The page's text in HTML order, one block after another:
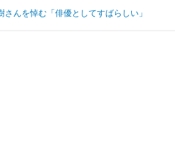
その他
んを悼む「俳優としてすばらしい」